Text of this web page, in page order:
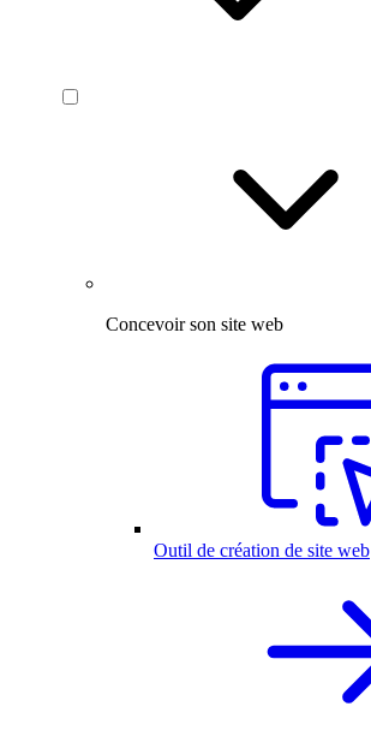
Concevoir son site web
Outil de création de site web